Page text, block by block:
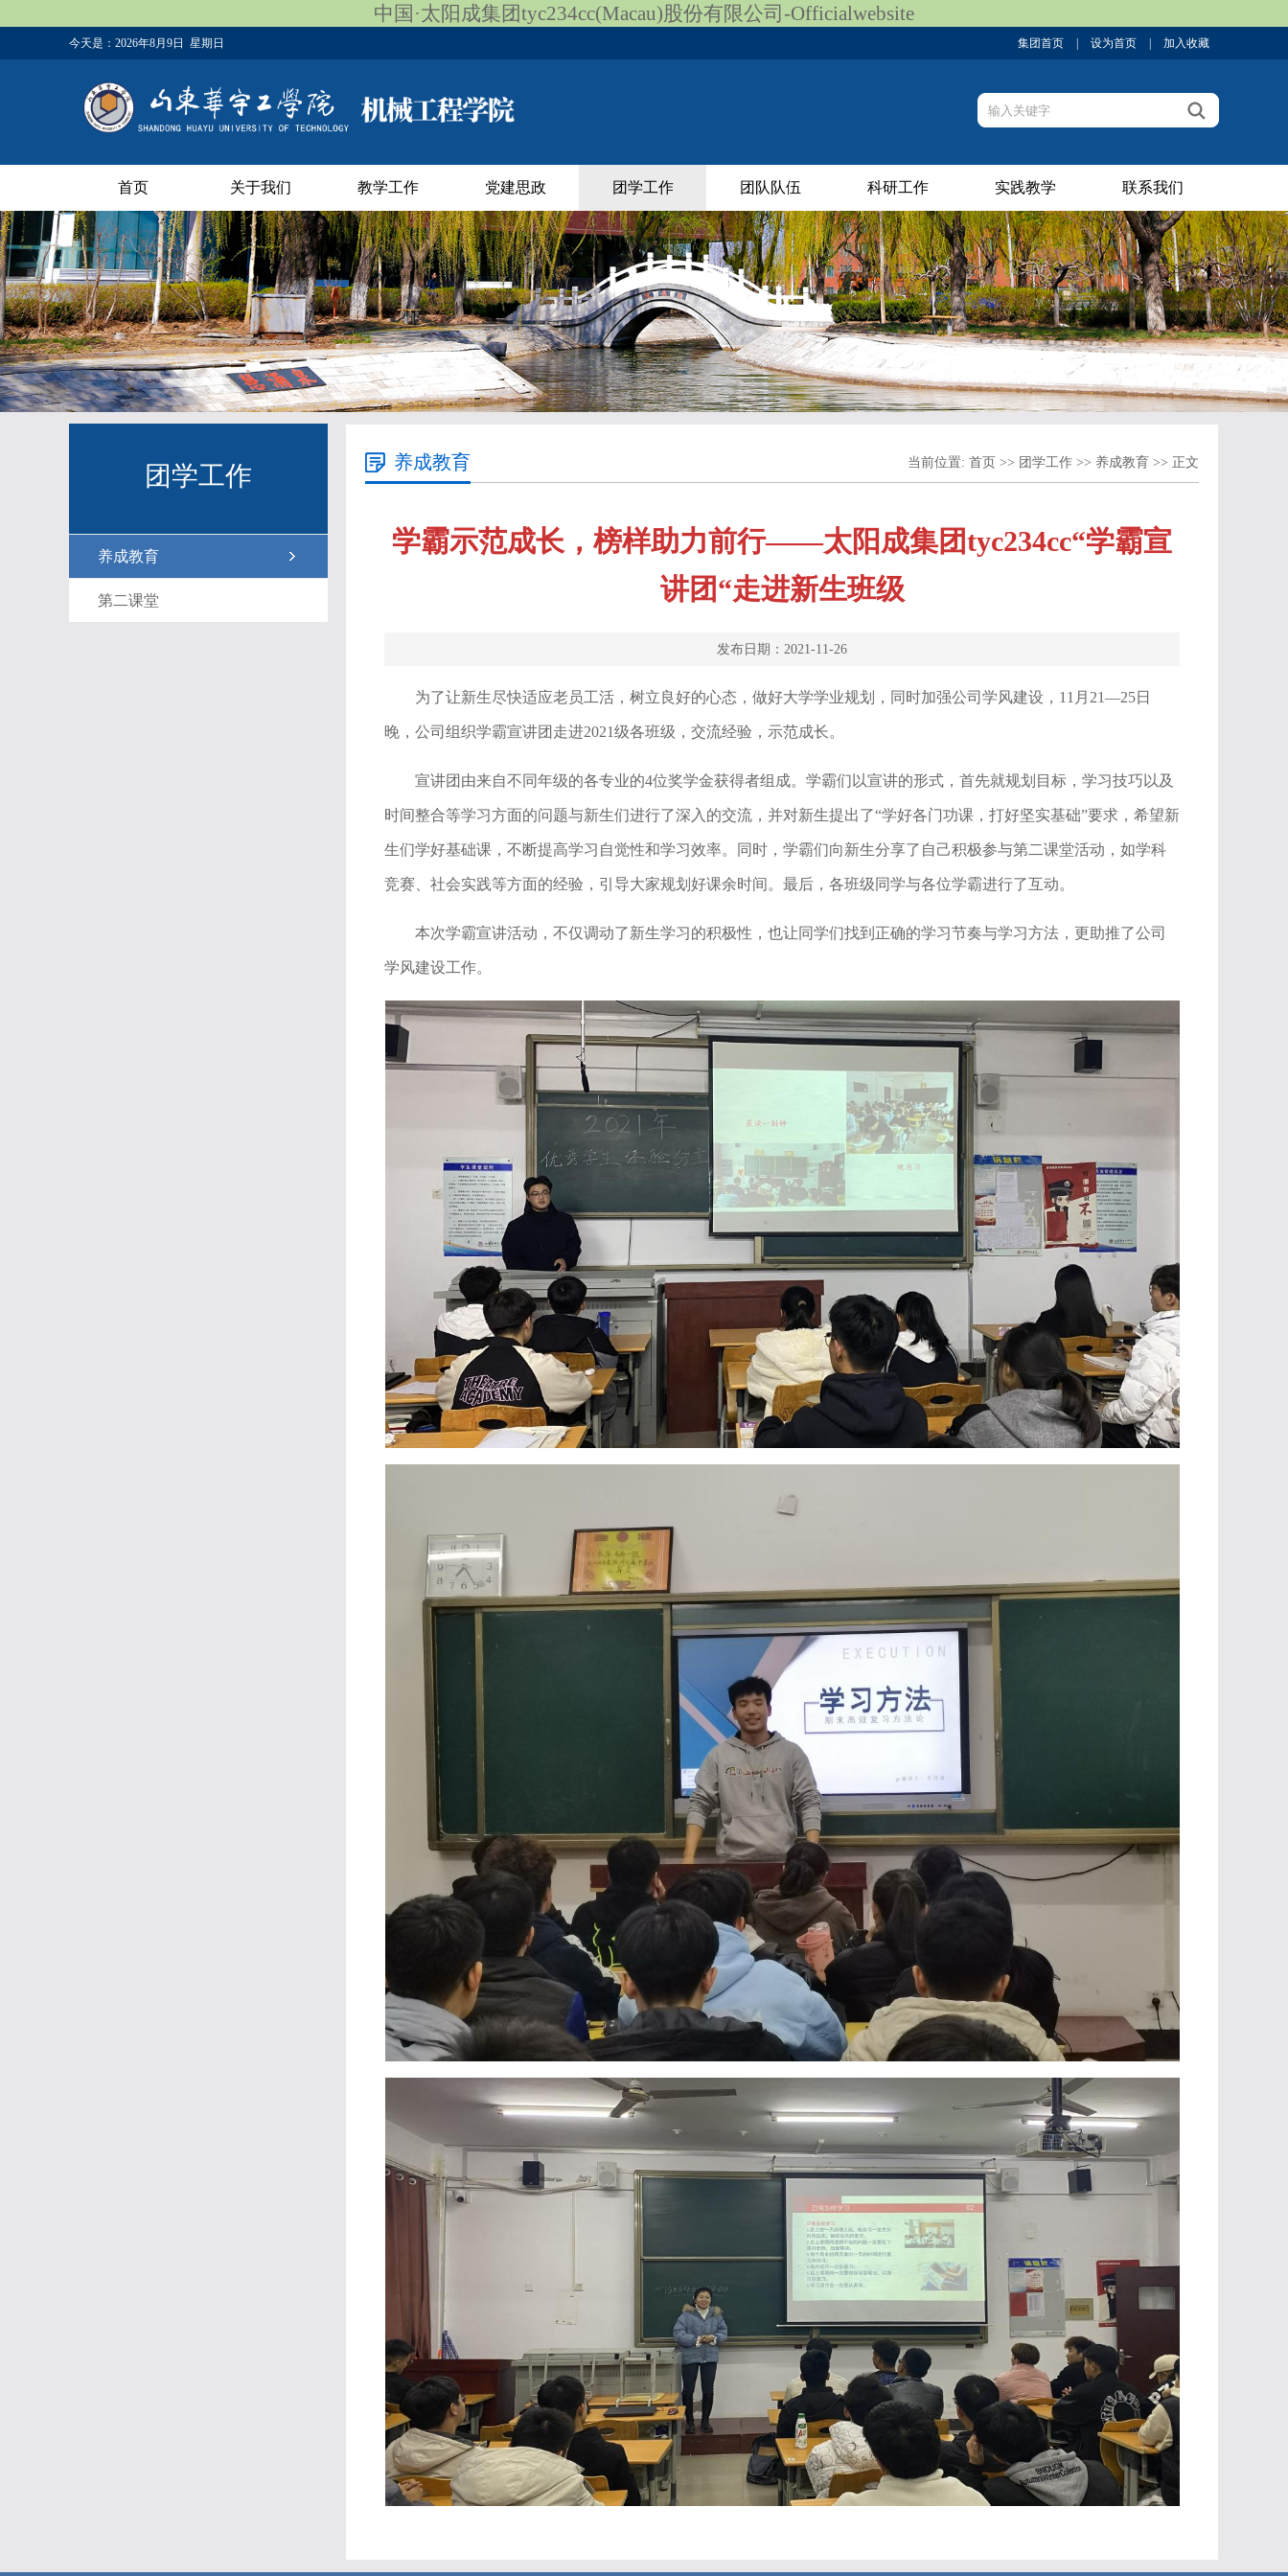
中国·太阳成集团tyc234cc(Macau)股份有限公司-Officialwebsite
今天是： 2026年8月9日 星期日 集团首页 设为首页 加入收藏
首页 关于我们 教学工作 党建思政 团学工作 团队队伍 科研工作 实践教学 联系我们
团学工作
养成教育
第二课堂
养成教育 当前位置: 首页 >> 团学工作 >> 养成教育 >> 正文
学霸示范成长，榜样助力前行——太阳成集团tyc234cc“学霸宣
讲团“走进新生班级
发布日期：2021-11-26
为了让新生尽快适应老员工活，树立良好的心态，做好大学学业规划，同时加强公司学风建设，11月21—25日
晚，公司组织学霸宣讲团走进2021级各班级，交流经验，示范成长。
宣讲团由来自不同年级的各专业的4位奖学金获得者组成。学霸们以宣讲的形式，首先就规划目标，学习技巧以及
时间整合等学习方面的问题与新生们进行了深入的交流，并对新生提出了“学好各门功课，打好坚实基础”要求，希望新
生们学好基础课，不断提高学习自觉性和学习效率。同时，学霸们向新生分享了自己积极参与第二课堂活动，如学科
竞赛、社会实践等方面的经验，引导大家规划好课余时间。最后，各班级同学与各位学霸进行了互动。
本次学霸宣讲活动，不仅调动了新生学习的积极性，也让同学们找到正确的学习节奏与学习方法，更助推了公司
学风建设工作。